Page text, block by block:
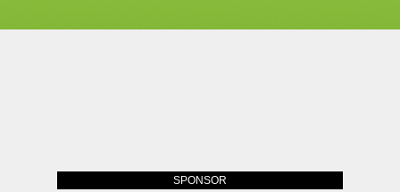
SPONSOR